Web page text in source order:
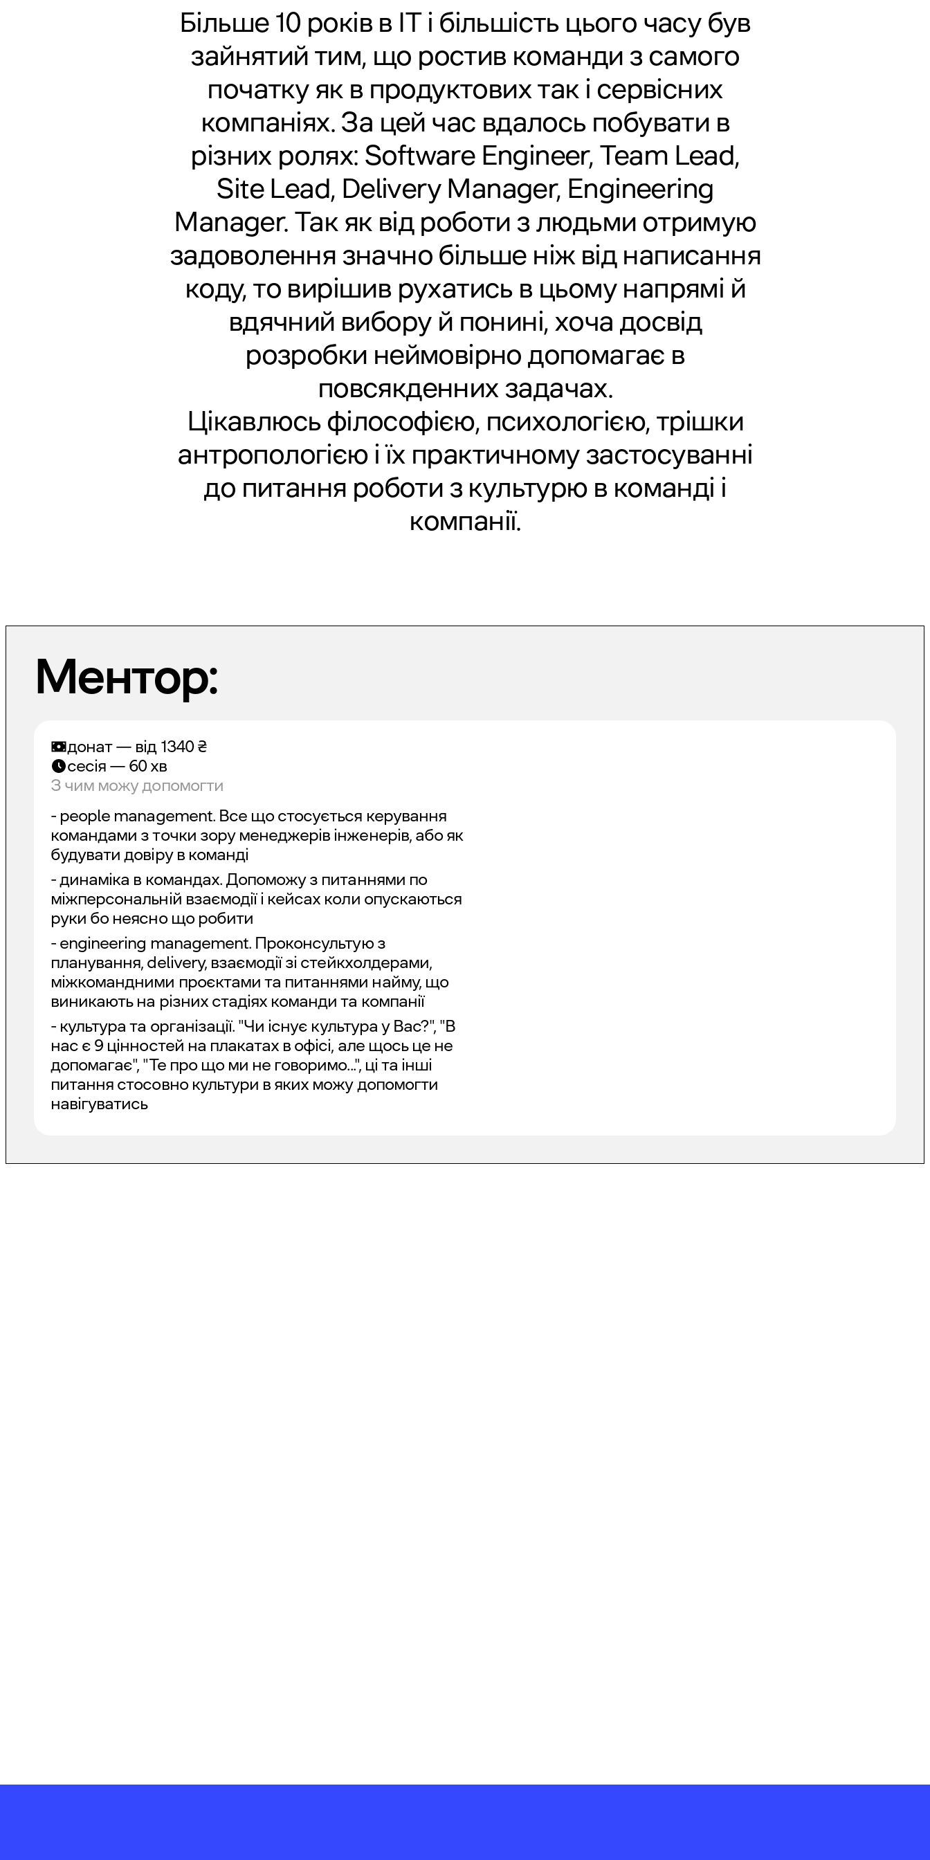
Більше 10 років в ІТ і більшість цього часу був
зайнятий тим, що ростив команди з самого
початку як в продуктових так і сервісних
компаніях. За цей час вдалось побувати в
різних ролях: Software Engineer, Team Lead,
Site Lead, Delivery Manager, Engineering
Manager. Так як від роботи з людьми отримую
задоволення значно більше ніж від написання
коду, то вирішив рухатись в цьому напрямі й
вдячний вибору й понині, хоча досвід
розробки неймовірно допомагає в
повсякденних задачах.
Цікавлюсь філософією, психологією, трішки
антропологією і їх практичному застосуванні
до питання роботи з культурю в команді і
компанії.
Ментор:
донат — від 1340₴
сесія — 60 хв
З чим можу допомогти
- people management. Все що стосується керування
командами з точки зору менеджерів інженерів, або як
будувати довіру в команді
- динаміка в командах. Допоможу з питаннями по
міжперсональній взаємодії і кейсах коли опускаються
руки бо неясно що робити
- engineering management. Проконсультую з
планування, delivery, взаємодії зі стейкхолдерами,
міжкомандними проєктами та питаннями найму, що
виникають на різних стадіях команди та компанії
- культура та організації. "Чи існує культура у Вас?", "В
нас є 9 цінностей на плакатах в офісі, але щось це не
допомагає", "Те про що ми не говоримо...", ці та інші
питання стосовно культури в яких можу допомогти
навігуватись